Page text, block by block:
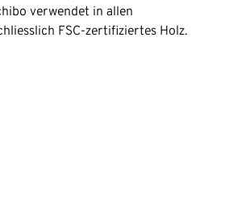
verwendet in allen
FSC-zertifiziertes Holz.